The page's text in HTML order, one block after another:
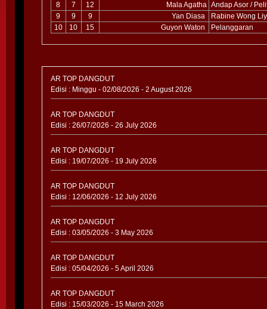
8
7 12 Mala Agatha Andap Asor /
9
9 9 Yan Diasa
Rabine Wong
10
10 15 Guyon Waton Pelanggaran
AR TOP DANGDUT
Edisi : Minggu - 02/08/2026 - 2 August 2026
AR TOP DANGDUT
Edisi : 26/07/2026 - 26 July 2026
AR TOP DANGDUT
Edisi : 19/07/2026 - 19 July 2026
AR TOP DANGDUT
Edisi : 12/06/2026 - 12 July 2026
AR TOP DANGDUT
Edisi : 03/05/2026 - 3 May 2026
AR TOP DANGDUT
Edisi : 05/04/2026 - 5 April 2026
AR TOP DANGDUT
Edisi : 15/03/2026 - 15 March 2026